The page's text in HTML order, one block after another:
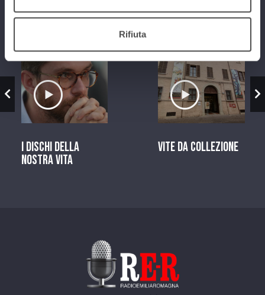
Rifiuta
Programmi
Ascolta il servizio
I dischi della
nostra vita
Ascolta il
Vite da Collezione